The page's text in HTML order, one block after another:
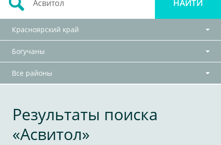
Красноярский край
Богучаны
Все районы
Результаты поиска
«Асвитол»